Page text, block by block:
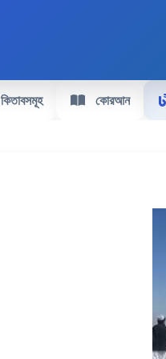
কিতাবসমূহ কোরআন